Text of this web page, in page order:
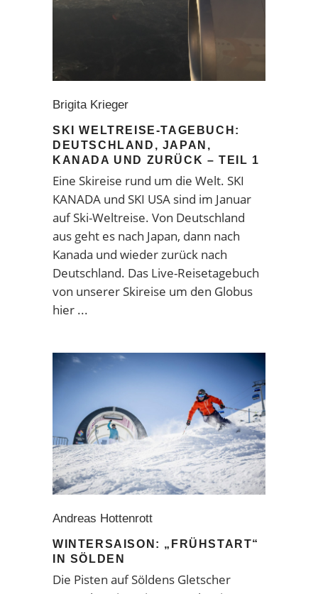
Brigita Krieger
SKI WELTREISE-TAGEBUCH:
DEUTSCHLAND, JAPAN,
KANADA UND ZURÜCK – TEIL 1
Eine Skireise rund um die Welt. SKI
KANADA und SKI USA sind im Januar
auf Ski-Weltreise. Von Deutschland
aus geht es nach Japan, dann nach
Kanada und wieder zurück nach
Deutschland. Das Live-Reisetagebuch
von unserer Skireise um den Globus
hier
Andreas Hottenrott
WINTERSAISON: „FRÜHSTART“
IN SÖLDEN
Die Pisten auf Söldens Gletscher